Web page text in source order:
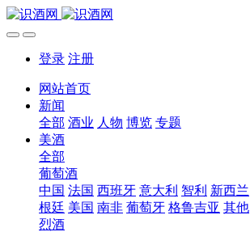
登录 注册
网站首页
新闻
全部 酒业 人物 博览 专题
美酒
全部
葡萄酒
中国 法国 西班牙 意大利 智利 新西兰
根廷 美国 南非 葡萄牙 格鲁吉亚 其他
烈酒